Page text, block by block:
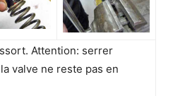
Attention: serrer
valve ne reste pas en